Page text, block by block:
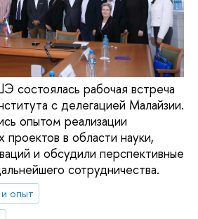
рабочая встреча
с делегацией Малайзии.
опытом реализации
проектов в области науки,
и обсудили перспективные
сотрудничества.
опыт